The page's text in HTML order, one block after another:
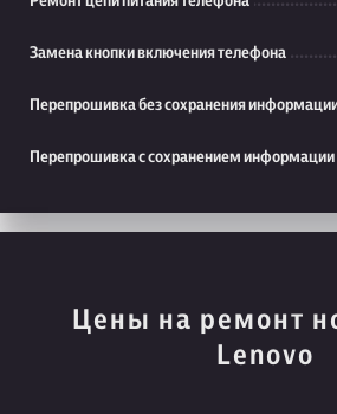
Замена кнопки включения телефона
Перепрошивка без сохранения
Перепрошивка с сохранением информации
Цены на ремонт
Lenovo